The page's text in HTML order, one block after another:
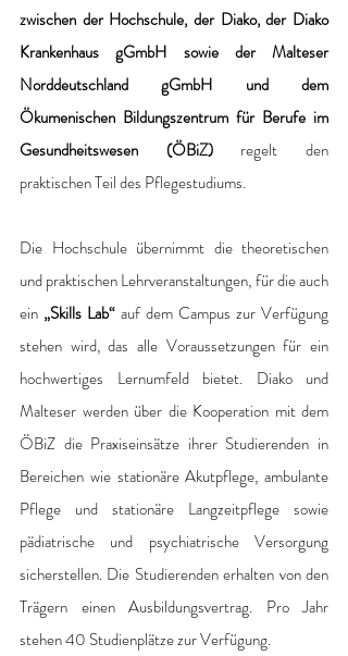
zwischen der Hochschule, der Diako, der Diako
Krankenhaus gGmbH sowie der Malteser
Norddeutschland gGmbH und dem
Ökumenischen Bildungszentrum für Berufe im
Gesundheitswesen (ÖBiZ) regelt den
praktischen Teil des Pflegestudiums.
Die Hochschule übernimmt die theoretischen
und praktischen Lehrveranstaltungen, für die auch
ein „Skills Lab“ auf dem Campus zur Verfügung
stehen wird, das alle Voraussetzungen für ein
hochwertiges Lernumfeld bietet. Diako und
Malteser werden über die Kooperation mit dem
ÖBiZ die Praxiseinsätze ihrer Studierenden in
Bereichen wie stationäre Akutpflege, ambulante
Pflege und stationäre Langzeitpflege sowie
pädiatrische und psychiatrische Versorgung
sicherstellen. Die Studierenden erhalten von den
Trägern einen Ausbildungsvertrag. Pro Jahr
stehen 40 Studienplätze zur Verfügung.